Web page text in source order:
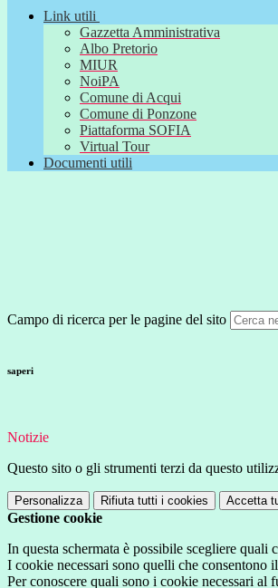
Link utili
Gazzetta Amministrativa
Albo Pretorio
MIUR
NoiPA
Comune di Acqui
Comune di Ponzone
Piattaforma SOFIA
Virtual Tour
Documenti utili
Campo di ricerca per le pagine del sito
saperi
Notizie
Questo sito o gli strumenti terzi da questo
Personalizza Rifiuta tutti i cookies Accetta
Gestione cookie
In questa schermata è possibile scegliere quali
I cookie necessari sono quelli che
Per conoscere quali sono i cookie necessari al